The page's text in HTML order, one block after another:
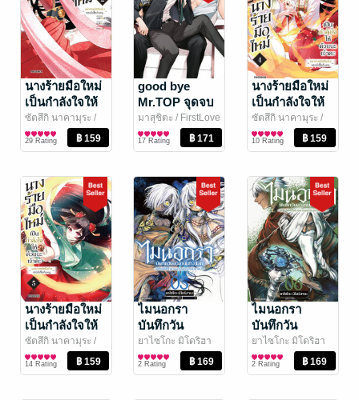
นางร้ายมือใหม่
เป็นกำลังใจให้
ด้วยนะเจ้าคะ
เล่ม 2 (ฉบับ
การ์ตูน)
ซัตสึกิ นาคามุระ /
PHOENIX NEXT
การ์ตูนทั่วไป
29 Rating
good bye
Mr.TOP จุดจบ
สายรุก
มาสุชิตะ / FirstLove
Pro Publishing
การ์ตูน Boy Love /
Yaoi
17 Rating
นางร้ายมือใหม่
เป็นกำลังใจให้
ด้วยนะเจ้าคะ
เล่ม 4 (ฉบับ
การ์ตูน)
ซัตสึกิ นาคามุระ /
PHOENIX NEXT
การ์ตูนทั่วไป
10 Rating
นางร้ายมือใหม่
เป็นกำลังใจให้
ด้วยนะเจ้าคะ
เล่ม 5 (ฉบับ
การ์ตูน)
ซัตสึกิ นาคามุระ /
PHOENIX NEXT
การ์ตูนทั่วไป
14 Rating
ไมนอกรา
บันทึกวัน
อวสาน(ต่าง)โลก
เล่ม 5 (ฉบับ
การ์ตูน)
ยาไซโกะ มิโดริฮา
นะ/ PHOENIX
NEXT
การ์ตูนทั่วไป
2 Rating
ไมนอกรา
บันทึกวัน
อวสาน(ต่าง)โลก
เล่ม 6 (ฉบับ
การ์ตูน)
ยาไซโกะ มิโดริฮา
นะ/ PHOENIX
NEXT
การ์ตูนทั่วไป
2 Rating